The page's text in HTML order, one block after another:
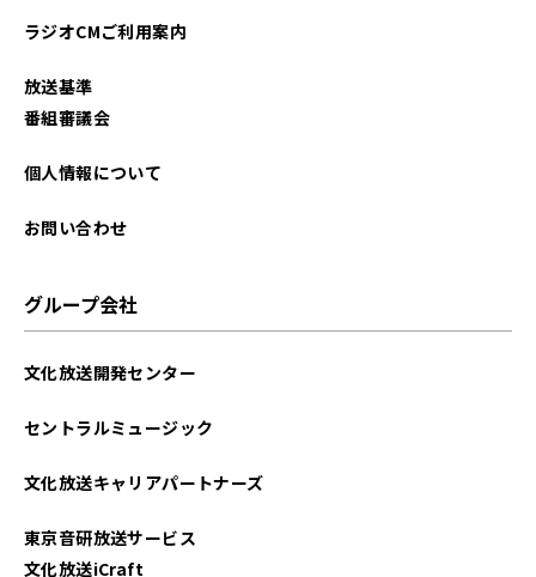
ラジオCMご利用案内
放送基準
番組審議会
個人情報について
お問い合わせ
グループ会社
文化放送開発センター
セントラルミュージック
文化放送キャリアパートナーズ
東京音研放送サービス
文化放送iCraft